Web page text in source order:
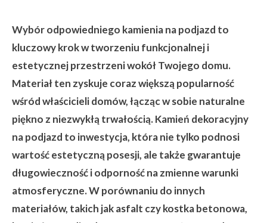
Wybór odpowiedniego kamienia na podjazd to
kluczowy krok w tworzeniu funkcjonalnej i
estetycznej przestrzeni wokół Twojego domu.
Materiał ten zyskuje coraz większą popularność
wśród właścicieli domów, łącząc w sobie naturalne
piękno z niezwykłą trwałością. Kamień dekoracyjny
na podjazd to inwestycja, która nie tylko podnosi
wartość estetyczną posesji, ale także gwarantuje
długowieczność i odporność na zmienne warunki
atmosferyczne. W porównaniu do innych
materiałów, takich jak asfalt czy kostka betonowa,